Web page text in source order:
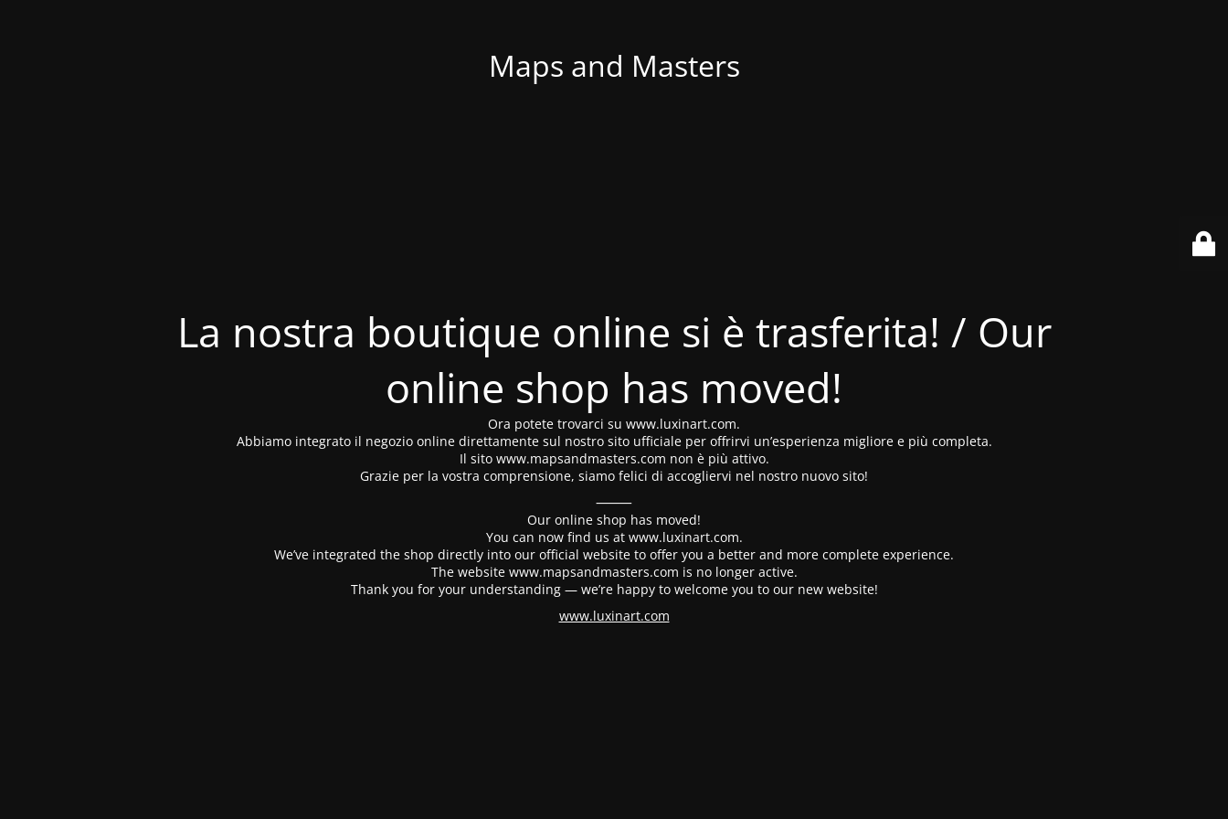
Maps and Masters
La nostra boutique online si è trasferita! / Our
online shop has moved!
Ora potete trovarci su www.luxinart.com.
Abbiamo integrato il negozio online direttamente sul nostro sito ufficiale per offrirvi un’esperienza migliore e più completa.
Il sito www.mapsandmasters.com non è più attivo.
Grazie per la vostra comprensione, siamo felici di accogliervi nel nostro nuovo sito!
⸻
Our online shop has moved!
You can now find us at www.luxinart.com.
We’ve integrated the shop directly into our official website to offer you a better and more complete experience.
The website www.mapsandmasters.com is no longer active.
Thank you for your understanding — we’re happy to welcome you to our new website!
www.luxinart.com